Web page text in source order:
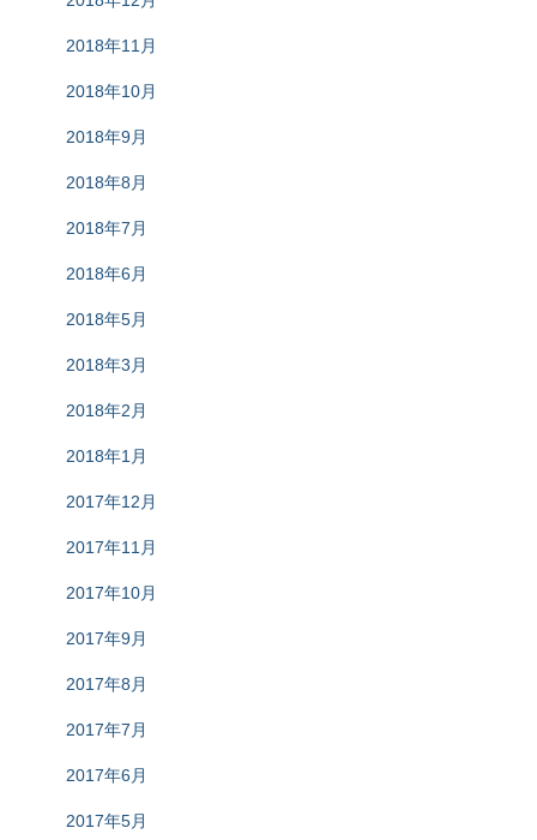
2018年11月
2018年10月
2018年9月
2018年8月
2018年7月
2018年6月
2018年5月
2018年3月
2018年2月
2018年1月
2017年12月
2017年11月
2017年10月
2017年9月
2017年8月
2017年7月
2017年6月
2017年5月